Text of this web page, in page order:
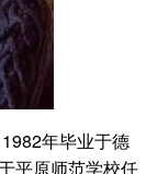
年毕业于德
平原师范学校任